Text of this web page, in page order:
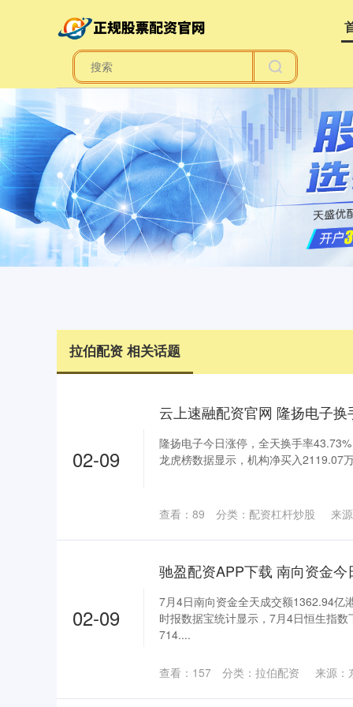
拉伯配资 相关话题
02-09
隆扬电子今日涨停，全天换手率
龙虎榜数据显示，机构净买入2119.07
来
查看： 89 分类： 配资杠杆炒股
02-09
驰盈配资APP下载 南向资金
7月4日南向资金全天成交额1362.94亿
时报数据宝统计显示，7月4日恒生指
714....
来源：
查看： 157 分类： 拉伯配资